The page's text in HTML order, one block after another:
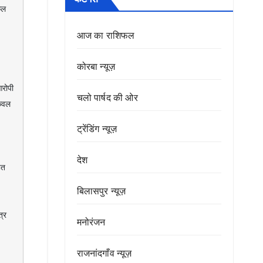
आज का राशिफल
कोरबा न्यूज़
चलो पार्षद की ओर
ट्रेंडिंग न्यूज़
देश
बिलासपुर न्यूज़
मनोरंजन
राजनांदगाँव न्यूज़